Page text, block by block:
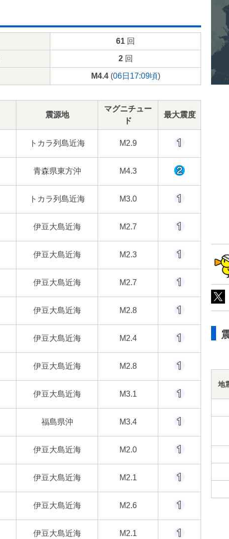
61 回
2回
M4.4(06日17:09頃)
震源地
マグニチュー
ド
最大震度
トカラ列島近海 M2.9
青森県東方沖 M4.3
トカラ列島近海 M3.0
伊豆大島近海 M2.7
伊豆大島近海 M2.3
伊豆大島近海 M2.7
伊豆大島近海 M2.8
伊豆大島近海 M2.4
伊豆大島近海 M2.8
伊豆大島近海 M3.1
福島県沖 M3.4
伊豆大島近海 M2.0
伊豆大島近海 M2.1
伊豆大島近海 M2.6
伊豆大島近海 M2.1
地